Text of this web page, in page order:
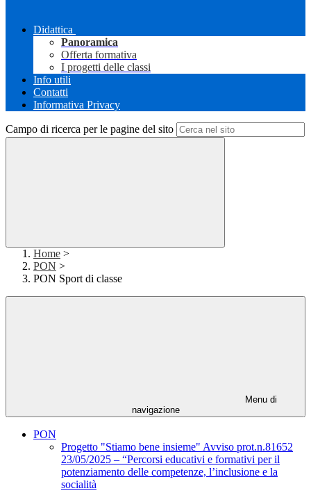
Didattica
Panoramica
Offerta formativa
I progetti delle classi
Info utili
Contatti
Informativa Privacy
Campo di ricerca per le pagine del sito
Home >
PON >
PON Sport di classe
Menu di
navigazione
PON
Progetto "Stiamo bene insieme" Avviso prot.n.81652
23/05/2025 – “Percorsi educativi e formativi per il
potenziamento delle competenze, l’inclusione e la
socialità